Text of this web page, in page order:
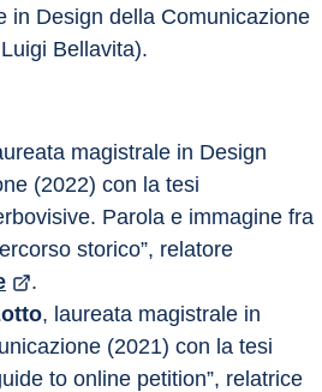
in Design della Comunicazione
Bellavita).
magistrale in Design
(2022) con la tesi
Parola e immagine fra
storico”, relatore
.
, laureata magistrale in
(2021) con la tesi
to online petition”, relatrice